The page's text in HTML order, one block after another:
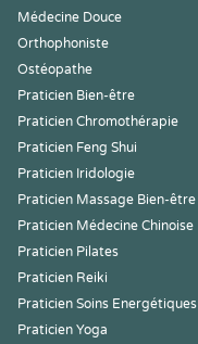
Médecine Douce
Orthophoniste
Ostéopathe
Praticien Bien-être
Praticien Chromothérapie
Praticien Feng Shui
Praticien Iridologie
Praticien Massage Bien-être
Praticien Médecine Chinoise
Praticien Pilates
Praticien Reiki
Praticien Soins Energétiques
Praticien Yoga